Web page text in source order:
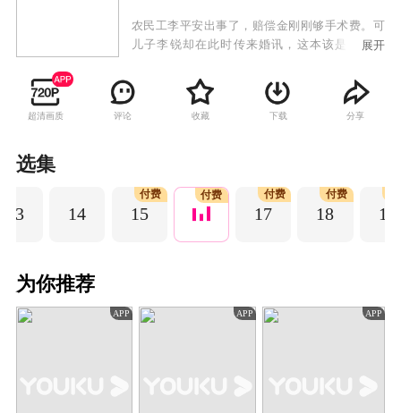
农民工李平安出事了，赔偿金刚刚够手术费。可
儿子李锐却在此时传来婚讯，这本该是件开心
金，女方家里要求他必须在城里买房。一边是儿
子要成家，一边是自己的腿！李平安到底该如何
展开
超清画质 评论 收藏 下载 分享
选集
13 14 15
付费 付费
17
付费
18
付费
19
为你推荐
APP APP APP